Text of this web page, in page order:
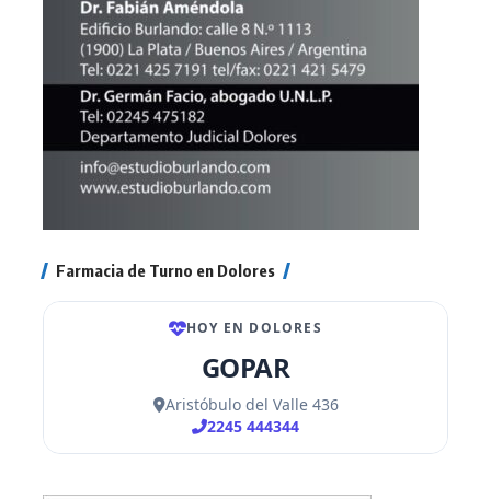
Farmacia de Turno en Dolores